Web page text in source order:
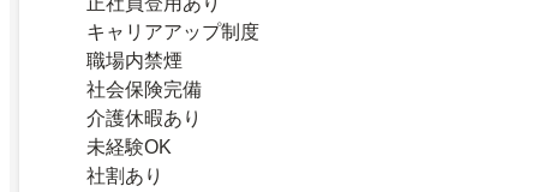
キャリアアップ制度
職場内禁煙
社会保険完備
介護休暇あり
未経験OK
社割あり